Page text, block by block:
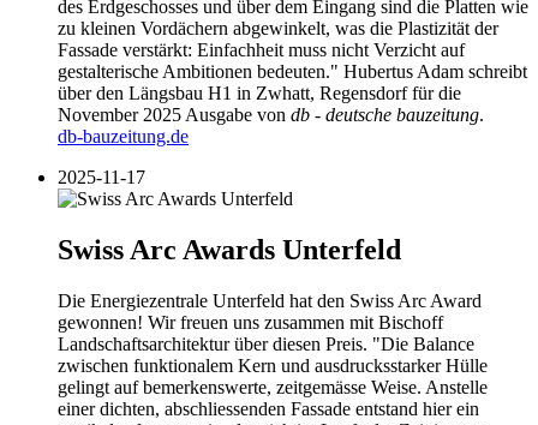
des Erdgeschosses und über dem Eingang sind die Platten wie
zu kleinen Vordächern abgewinkelt, was die Plastizität der
Fassade verstärkt: Einfachheit muss nicht Verzicht auf
gestalterische Ambitionen bedeuten." Hubertus Adam schreibt
über den Längsbau H1 in Zwhatt, Regensdorf für die
November 2025 Ausgabe von db - deutsche bauzeitung.
db-bauzeitung.de
2025-11-17
Swiss Arc Awards Unterfeld
Die Energiezentrale Unterfeld hat den Swiss Arc Award
gewonnen! Wir freuen uns zusammen mit Bischoff
Landschaftsarchitektur über diesen Preis. "Die Balance
zwischen funktionalem Kern und ausdrucksstarker Hülle
gelingt auf bemerkenswerte, zeitgemässe Weise. Anstelle
einer dichten, abschliessenden Fassade entstand hier ein